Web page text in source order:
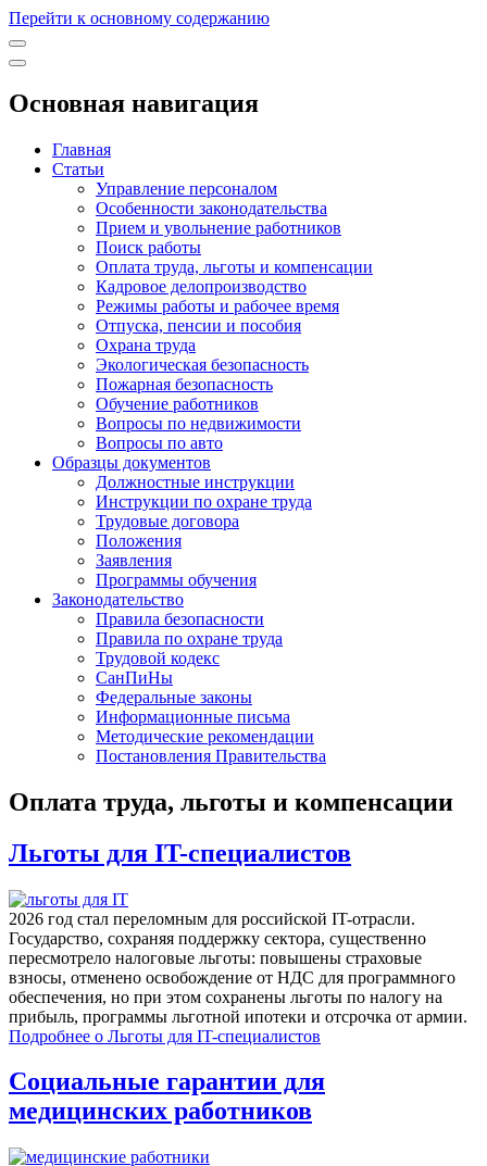
Перейти к основному содержанию
Основная навигация
Главная
Статьи
Управление персоналом
Особенности законодательства
Прием и увольнение работников
Поиск работы
Оплата труда, льготы и компенсации
Кадровое делопроизводство
Режимы работы и рабочее время
Отпуска, пенсии и пособия
Охрана труда
Экологическая безопасность
Пожарная безопасность
Обучение работников
Вопросы по недвижимости
Вопросы по авто
Образцы документов
Должностные инструкции
Инструкции по охране труда
Трудовые договора
Положения
Заявления
Программы обучения
Законодательство
Правила безопасности
Правила по охране труда
Трудовой кодекс
СанПиНы
Федеральные законы
Информационные письма
Методические рекомендации
Постановления Правительства
Оплата труда, льготы и компенсации
Льготы для IT-специалистов
2026 год стал переломным для российской IT-отрасли.
Государство, сохраняя поддержку сектора, существенно
пересмотрело налоговые льготы: повышены страховые
взносы, отменено освобождение от НДС для программного
обеспечения, но при этом сохранены льготы по налогу на
прибыль, программы льготной ипотеки и отсрочка от армии.
Подробнее о Льготы для IT-специалистов
Социальные гарантии для
медицинских работников